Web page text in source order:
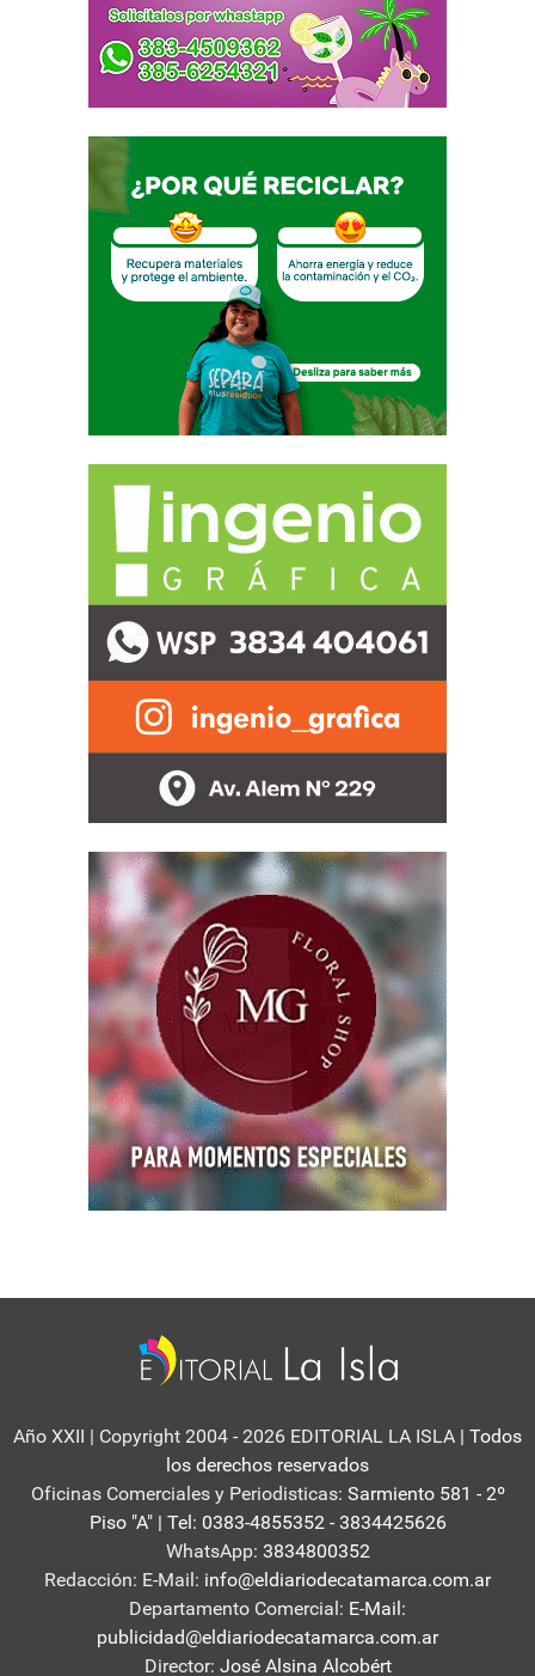
Año XXII | Copyright 2004 - 2026 EDITORIAL LA ISLA | Todos
los derechos reservados
Oficinas Comerciales y Periodisticas: Sarmiento 581 - 2º
Piso "A" | Tel: 0383-4855352 - 3834425626
WhatsApp: 3834800352
Redacción: E-Mail: info@eldiariodecatamarca.com.ar
Departamento Comercial: E-Mail:
publicidad@eldiariodecatamarca.com.ar
Director: José Alsina Alcobért